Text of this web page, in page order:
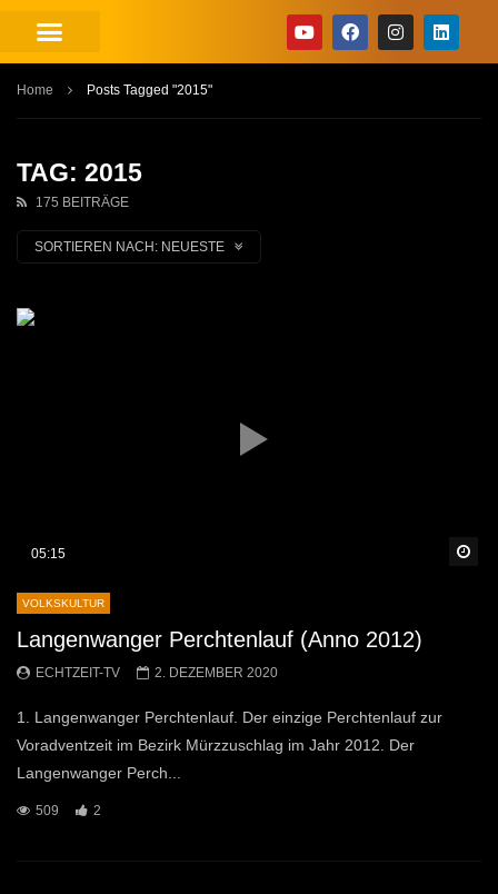
Home Posts Tagged "2015"
TAG: 2015
175 BEITRÄGE
SORTIEREN NACH: NEUESTE
05:15
VOLKSKULTUR
Langenwanger Perchtenlauf (Anno 2012)
ECHTZEIT-TV 2. DEZEMBER 2020
1. Langenwanger Perchtenlauf. Der einzige Perchtenlauf zur
Voradventzeit im Bezirk Mürzzuschlag im Jahr 2012. Der
Langenwanger Perch...
509 2